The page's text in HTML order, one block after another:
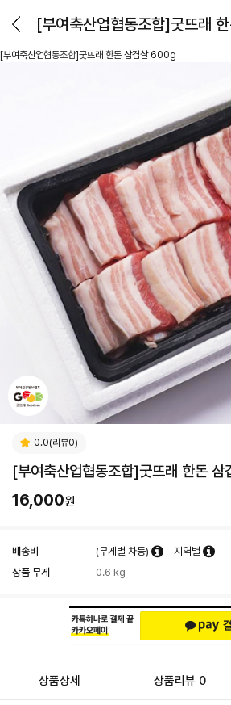
[부여축산업협동조합]굿뜨래 한돈 삼겹살 600g
0.0(리뷰0)
[부여축산업협동조합]굿뜨래 한돈
16,000원
배송비 (무게별 차등)
지역별
상품 무게
0.6 kg
상품상세 상품리뷰 0